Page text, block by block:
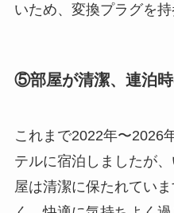
いため、変換プラグを持
⑤部屋が清潔、連泊
これまで2022年〜2026
テルに宿泊しましたが
屋は清潔に保たれてい